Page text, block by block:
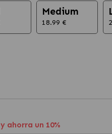
Medium
18.99 €
y ahorra un 10%